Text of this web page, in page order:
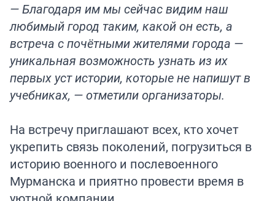
— Благодаря им мы сейчас видим наш
любимый город таким, какой он есть, а
встреча с почётными жителями города —
уникальная возможность узнать из их
первых уст истории, которые не напишут в
учебниках, — отметили организаторы.
На встречу приглашают всех, кто хочет
укрепить связь поколений, погрузиться в
историю военного и послевоенного
Мурманска и приятно провести время в